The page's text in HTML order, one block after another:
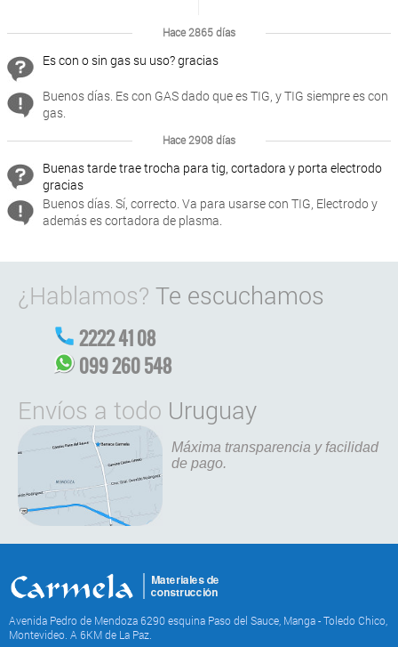
Hace 2865 días
Es con o sin gas su uso? gracias
Buenos días. Es con GAS dado que es TIG, y TIG siempre es con
gas.
Hace 2908 días
Buenas tarde trae trocha para tig, cortadora y porta electrodo
gracias
Buenos días. Sí, correcto. Va para usarse con TIG, Electrodo y
además es cortadora de plasma.
¿Hablamos? Te escuchamos
2222 41 08
099 260 548
Envíos a todo Uruguay
Máxima transparencia y facilidad
de pago.
Avenida Pedro de Mendoza 6290 esquina Paso del Sauce, Manga - Toledo Chico,
Montevideo. A 6KM de La Paz.